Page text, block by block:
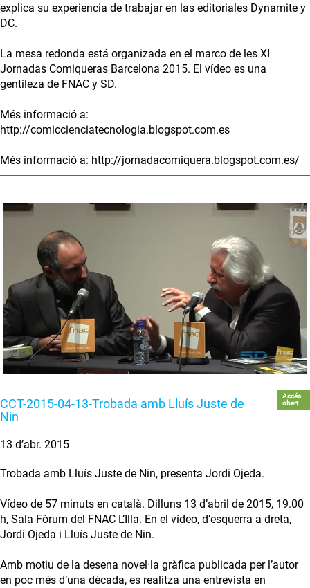
explica su experiencia de trabajar en las editoriales Dynamite y
DC.
La mesa redonda está organizada en el marco de les XI
Jornadas Comiqueras Barcelona 2015. El vídeo es una
gentileza de FNAC y SD.
Més informació a:
http://comiccienciatecnologia.blogspot.com.es
Més informació a: http://jornadacomiquera.blogspot.com.es/
CCT-2015-04-13-Trobada amb Lluís Juste de
Nin
Accés
obert
13 d’abr. 2015
Trobada amb Lluís Juste de Nin, presenta Jordi Ojeda.
Vídeo de 57 minuts en català. Dilluns 13 d’abril de 2015, 19.00
h, Sala Fòrum del FNAC L’Illa. En el vídeo, d’esquerra a dreta,
Jordi Ojeda i Lluís Juste de Nin.
Amb motiu de la desena novel·la gràfica publicada per l’autor
en poc més d’una dècada, es realitza una entrevista en